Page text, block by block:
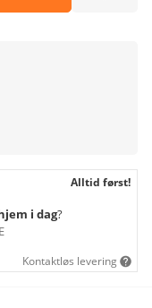
Alltid først!
i dag?
Kontaktløs levering